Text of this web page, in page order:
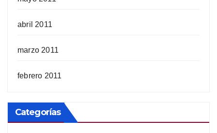
abril 2011
marzo 2011
febrero 2011
Categorías